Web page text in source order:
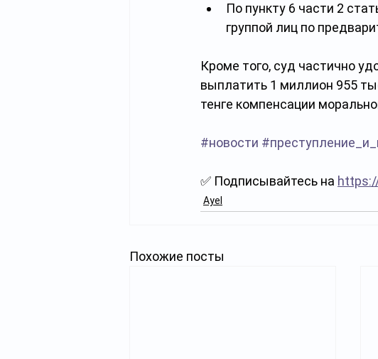
По пункту 6 части 2
группой лиц по
Кроме того, суд частично
выплатить 1 миллион 955
тенге компенсации
#новости
✅ Подписывайтесь на
Ayel
Похожие посты